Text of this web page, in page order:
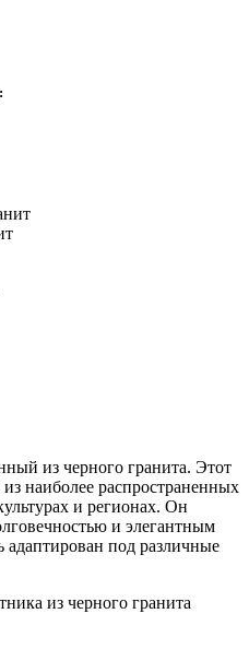
из черного гранита. Этот
наиболее распространенных
и регионах. Он
и элегантным
под различные
из черного гранита